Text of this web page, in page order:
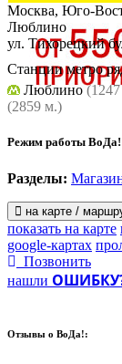
Москва, Юго-
Люблино
ул. Тихорецкий
Станции метро
Люблино
(2859 м.)
Режим работы
Разделы:
на карте /
показать на карте
google-картах
Позвонить
нашли
Отзывы о ВоДа!: